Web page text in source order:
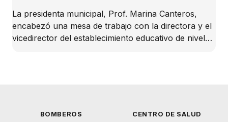
La presidenta municipal, Prof. Marina Canteros,
encabezó una mesa de trabajo con la directora y el
vicedirector del establecimiento educativo de nivel…
BOMBEROS CENTRO DE SALUD